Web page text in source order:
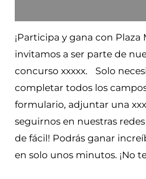
¡Participa y gana con Plaza
invitamos a ser parte de
concurso xxxxx. Solo
completar todos los
formulario, adjuntar una
seguirnos en nuestras redes
de fácil! Podrás ganar
en solo unos minutos. ¡No